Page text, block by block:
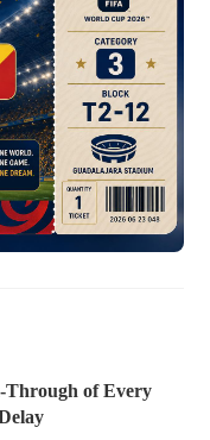
Through of Every